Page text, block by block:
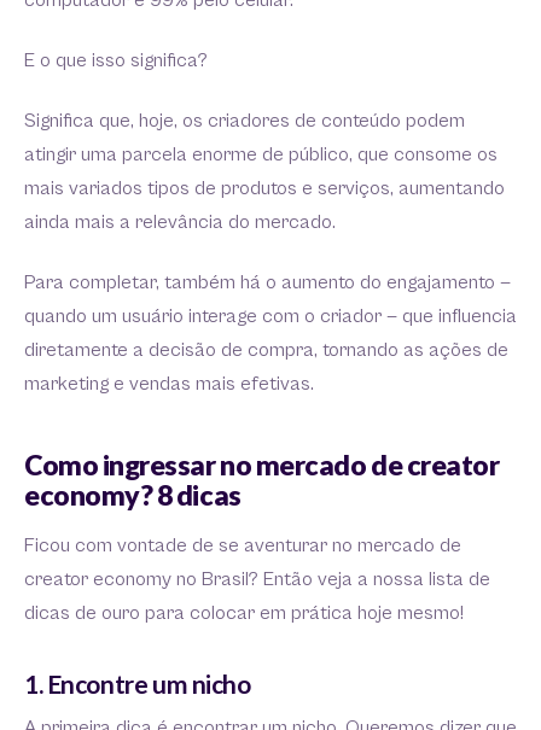
E o que isso significa?
Significa que, hoje, os criadores de conteúdo podem
atingir uma parcela enorme de público, que consome os
mais variados tipos de produtos e serviços, aumentando
ainda mais a relevância do mercado.
Para completar, também há o aumento do engajamento —
quando um usuário interage com o criador — que influencia
diretamente a decisão de compra, tornando as ações de
marketing e vendas mais efetivas.
Como ingressar no mercado de creator
economy? 8 dicas
Ficou com vontade de se aventurar no mercado de
creator economy no Brasil? Então veja a nossa lista de
dicas de ouro para colocar em prática hoje mesmo!
1. Encontre um nicho